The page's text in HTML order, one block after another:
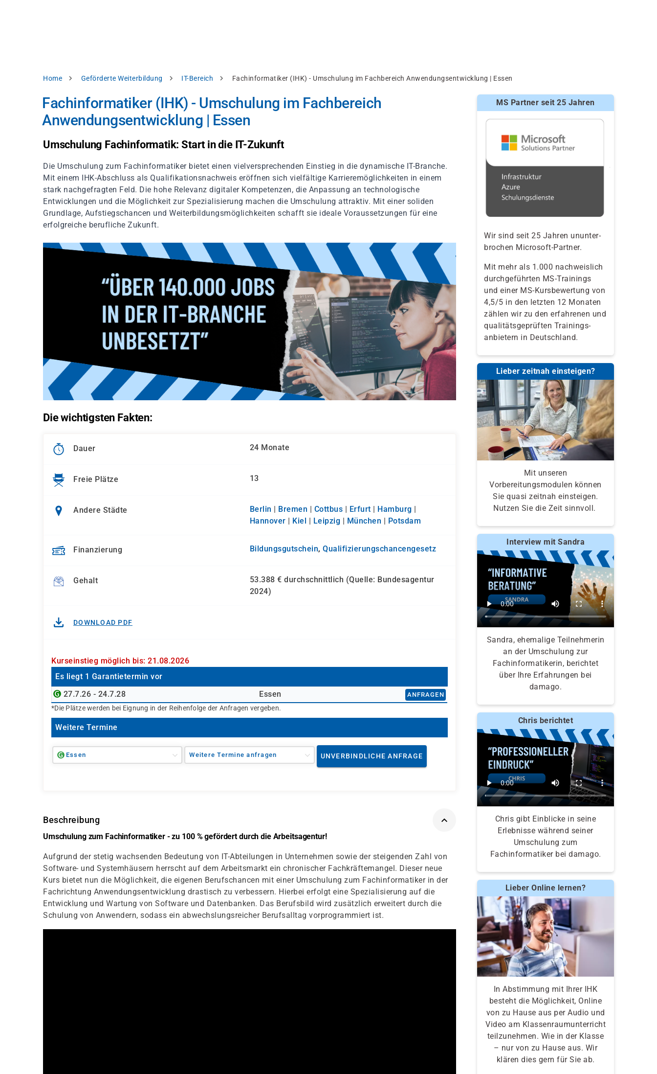
Pfadnavigation
Home Geförderte Weiterbildung IT-Bereich Fachinformatiker (IHK) - Umschulung im Fachbereich Anwendungsentwicklung | Essen
Fachinformatiker (IHK) - Umschulung im Fachbereich
Anwendungsentwicklung | Essen
Umschulung Fachinformatik: Start in die IT-Zukunft
Die Umschulung zum Fachinformatiker bietet einen vielversprechenden Einstieg in die dynamische IT-Branche.
Mit einem IHK-Abschluss als Qualifikationsnachweis eröffnen sich vielfältige Karrieremöglichkeiten in einem
stark nachgefragten Feld. Die hohe Relevanz digitaler Kompetenzen, die Anpassung an technologische
Entwicklungen und die Möglichkeit zur Spezialisierung machen die Umschulung attraktiv. Mit einer soliden
Grundlage, Aufstiegschancen und Weiterbildungsmöglichkeiten schafft sie ideale Voraussetzungen für eine
erfolgreiche berufliche Zukunft.
Die wichtigsten Fakten:
Dauer 24 Monate
Freie Plätze 13
Andere Städte Berlin | Bremen | Cottbus | Erfurt | Hamburg |
Hannover | Kiel | Leipzig | München | Potsdam
Finanzierung Bildungsgutschein, Qualifizierungs­chancen­gesetz
Gehalt
53.388 € durchschnittlich (Quelle: Bundesagentur
2024)
DOWNLOAD PDF
Kurseinstieg möglich bis: 21.08.2026
Es liegt 1 Garantietermin vor
27.7.26 - 24.7.28
Essen ANFRAGEN
*Die Plätze werden bei Eignung in der Reihenfolge der Anfragen vergeben.
Weitere Termine
Essen Weitere Termine anfragen UNVERBINDLICHE ANFRAGE
Beschreibung
Umschulung zum Fachinformatiker - zu 100 % gefördert durch die Arbeitsagentur!
Aufgrund der stetig wachsenden Bedeutung von IT-Abteilungen in Unternehmen sowie der steigenden Zahl von
Software- und Systemhäusern herrscht auf dem Arbeitsmarkt ein chronischer Fachkräftemangel. Dieser neue
Kurs bietet nun die Möglichkeit, die eigenen Berufschancen mit einer Umschulung zum Fachinformatiker in der
Fachrichtung Anwendungsentwicklung drastisch zu verbessern. Hierbei erfolgt eine Spezialisierung auf die
Entwicklung und Wartung von Software und Datenbanken. Das Berufsbild wird zusätzlich erweitert durch die
Schulung von Anwendern, sodass ein abwechslungsreicher Berufsalltag vorprogrammiert ist.
MS Partner seit 25 Jahren
Wir sind seit 25 Jahren ununter-
brochen Microsoft-Partner.
Mit mehr als 1.000 nachweislich
durchgeführten MS-Trainings
und einer MS-Kursbewertung von
4,5/5 in den letzten 12 Monaten
zählen wir zu den erfahrenen und
qualitäts­geprüften Trainings­
anbietern in Deutschland.
Lieber zeitnah einsteigen?
Mit unseren
Vorbereitungsmodulen können
Sie quasi zeitnah einsteigen.
Nutzen Sie die Zeit sinnvoll.
Interview mit Sandra
Sandra, ehemalige Teilnehmerin
an der Umschulung zur
Fachinformatikerin, berichtet
über Ihre Erfahrungen bei
damago.
Chris berichtet
Chris gibt Einblicke in seine
Erlebnisse während seiner
Umschulung zum
Fachinformatiker bei damago.
Lieber Online lernen?
In Abstimmung mit Ihrer IHK
besteht die Möglichkeit, Online
von zu Hause aus per Audio und
Video am Klassenraumunterricht
teilzunehmen. Wie in der Klasse
– nur von zu Hause aus. Wir
klären dies gern für Sie ab.
Einstellungen
Datenschutzhinweis